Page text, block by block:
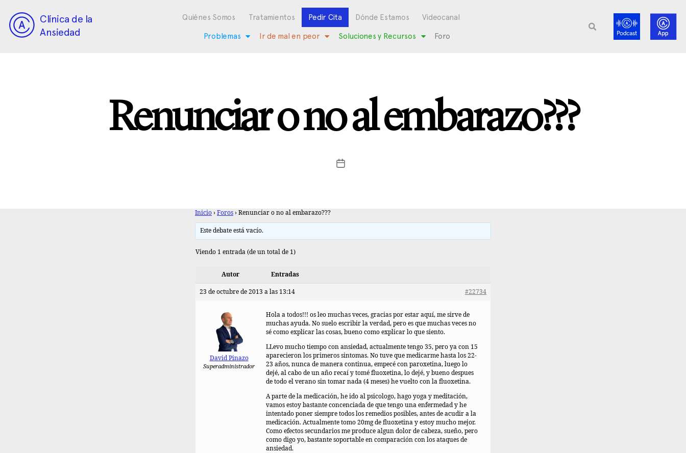
Clínica de la
Ansiedad
Quiénes Somos Tratamientos Pedir Cita Dónde Estamos Videocanal
Problemas Ir de mal en peor Soluciones y Recursos Foro
Renunciar o no al embarazo???
Inicio › Foros › Renunciar o no al embarazo???
Este debate está vacío.
Viendo 1 entrada (de un total de 1)
Autor Entradas
23 de octubre de 2013 a las 13:14 #22734
David Pinazo
Superadministrador
Hola a todos!!! os leo muchas veces, gracias por estar aquí, me sirve de
muchas ayuda. No suelo escribir la verdad, pero es que muchas veces no
sé como explicar las cosas, bueno como explicar lo que siento.
LLevo mucho tiempo con ansiedad, actualmente tengo 35, pero ya con 15
aparecieron los primeros sintomas. No tuve que medicarme hasta los 22-
23 años, nunca de manera continua, empecé con paroxetina, luego lo
dejé, al cabo de un año recaí y tomé fluoxetina, lo dejé, y bueno despues
de todo el verano sin tomar nada (4 meses) he vuelto con la fluoxetina.
A parte de la medicación, he ido al psicologo, hago yoga y meditación,
vamos estoy bastante concenciada de que tengo una enfermedad y he
intentado poner siempre todos los remedios posibles, antes de acudir a la
medicación. Actualmente tomo 20mg de fluoxetina y estoy mucho mejor.
Como efectos secundarios me produce algun dolor de cabeza, sueño, pero
como digo yo, bastante soportable en comparación con los ataques de
ansiedad.